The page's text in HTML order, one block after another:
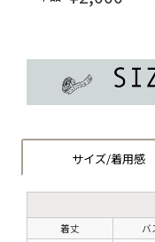
サイズ/着用感
着丈 バ